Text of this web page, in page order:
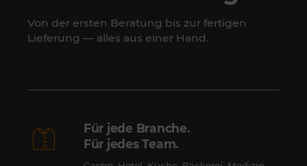
Von der ersten Beratung bis zur fertigen
Lieferung — alles aus einer Hand.
Für jede Branche.
Für jedes Team.